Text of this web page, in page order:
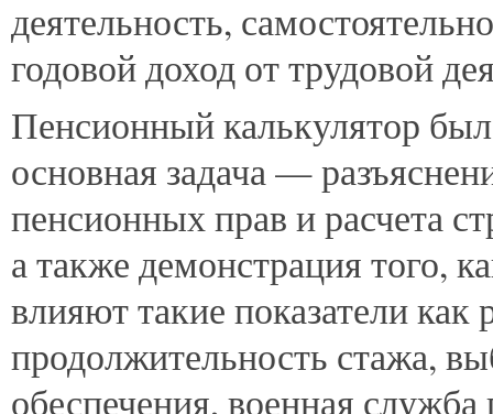
деятельность,
годовой доход от трудовой
Пенсионный калькулятор
основная задача —
пенсионных прав и расчета
а также демонстрация того,
влияют такие показатели как
продолжительность стажа,
обеспечения, военная